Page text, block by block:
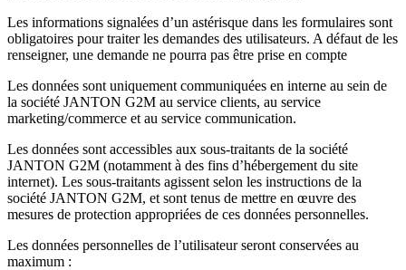
Les informations signalées d’un astérisque dans les formulaires sont
obligatoires pour traiter les demandes des utilisateurs. A défaut de les
renseigner, une demande ne pourra pas être prise en compte
Les données sont uniquement communiquées en interne au sein de
la société JANTON G2M au service clients, au service
marketing/commerce et au service communication.
Les données sont accessibles aux sous-traitants de la société
JANTON G2M (notamment à des fins d’hébergement du site
internet). Les sous-traitants agissent selon les instructions de la
société JANTON G2M, et sont tenus de mettre en œuvre des
mesures de protection appropriées de ces données personnelles.
Les données personnelles de l’utilisateur seront conservées au
maximum :